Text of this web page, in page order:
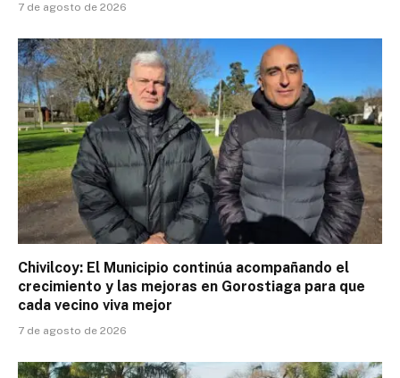
7 de agosto de 2026
Chivilcoy: El Municipio continúa acompañando el
crecimiento y las mejoras en Gorostiaga para que
cada vecino viva mejor
7 de agosto de 2026